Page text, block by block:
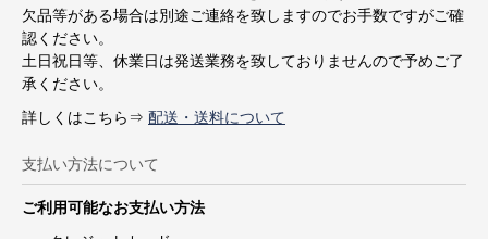
欠品等がある場合は別途ご連絡を致しますのでお手数ですがご確
認ください。
土日祝日等、休業日は発送業務を致しておりませんので予めご了
承ください。
詳しくはこちら⇒ 配送・送料について
支払い方法について
ご利用可能なお支払い方法